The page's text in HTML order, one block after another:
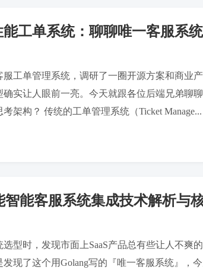
工单系统：聊聊唯一客服系
工单管理系统，调研了一圈开源方案和商业
确实让人眼前一亮。今天就跟各位后端兄弟聊
架构？ 传统的工单管理系统（Ticket Manage...
智能客服系统集成技术解析与
选型时，发现市面上SaaS产品总有些让人不
现了这个用Golang写的『唯一客服系统』，